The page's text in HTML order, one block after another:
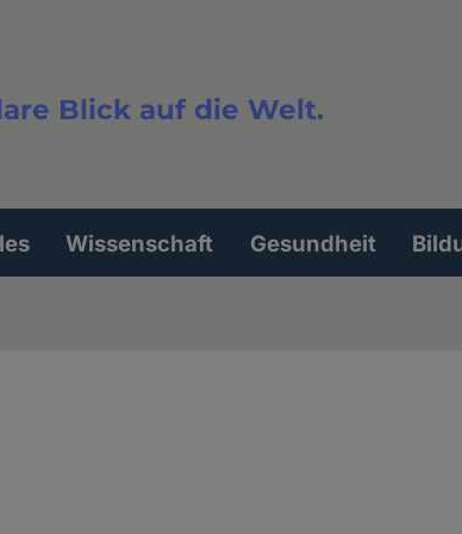
Blick auf die Welt.
Wissenschaft Gesundheit